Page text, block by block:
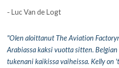
- Luc Van de Logt
"Olen aloittanut The Aviation
Arabiassa kaksi vuotta sitten.
tukenani kaikissa vaiheissa. Kelly on